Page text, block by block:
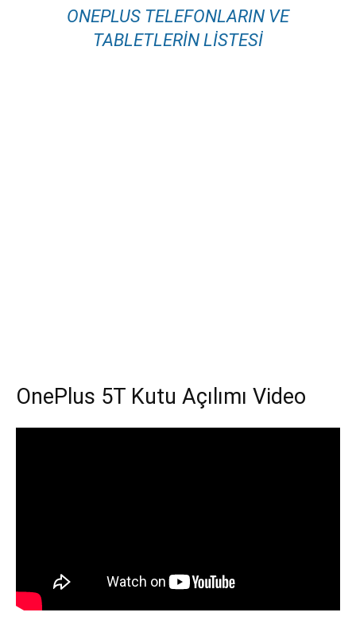
ONEPLUS TELEFONLARIN VE
TABLETLERIN LISTESI
OnePlus 5T Kutu Açılımı Video